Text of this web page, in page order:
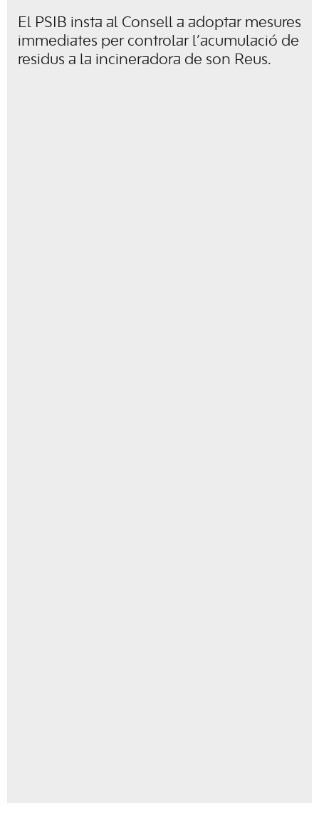
El PSIB insta al Consell a adoptar mesures
immediates per controlar l’acumulació de
residus a la incineradora de son Reus.